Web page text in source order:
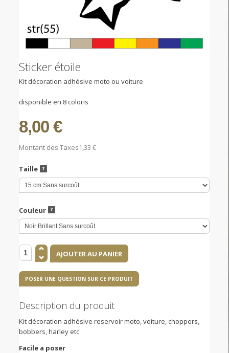
Sticker étoile
Kit décoration adhésive moto ou voiture
disponible en 8 coloris
8,00 €
Montant des Taxes1,33 €
Taille
Couleur
POSER UNE QUESTION SUR CE PRODUIT
Description du produit
Kit décoration adhésive reservoir moto, voiture, choppers,
bobbers, harley etc
Facile a poser